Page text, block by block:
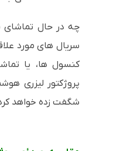
چه در حال تماشای
سریال های مورد
کنسول ها، یا
شگفت زده خواهد